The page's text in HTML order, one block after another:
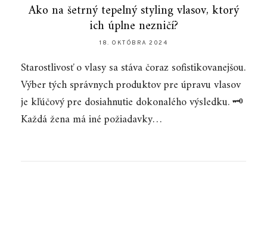
Ako na šetrný tepelný styling vlasov, ktorý
ich úplne nezničí?
18. OKTÓBRA 2024
Starostlivosť o vlasy sa stáva čoraz sofistikovanejšou.
Výber tých správnych produktov pre úpravu vlasov
je kľúčový pre dosiahnutie dokonalého výsledku. 🗝️
Každá žena má iné požiadavky…